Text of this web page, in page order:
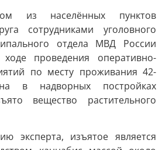
из населённых пунктов
сотрудниками уголовного
отдела МВД России
проведения оперативно-
по месту проживания 42-
в надворных постройках
вещество растительного
эксперта, изъятое является